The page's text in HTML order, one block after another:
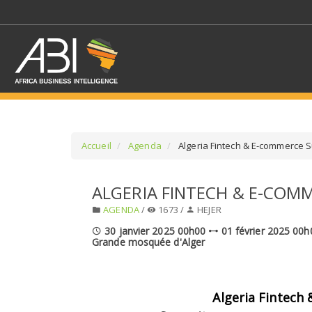
Accueil Agenda Algeria Fintech & E-commerce
ALGERIA FINTECH & E-
AGENDA/ 1673 / HEJER
30 janvier 2025 00h00 01 février 2025
Grande mosquée d'Alger
Algeria Fintech &